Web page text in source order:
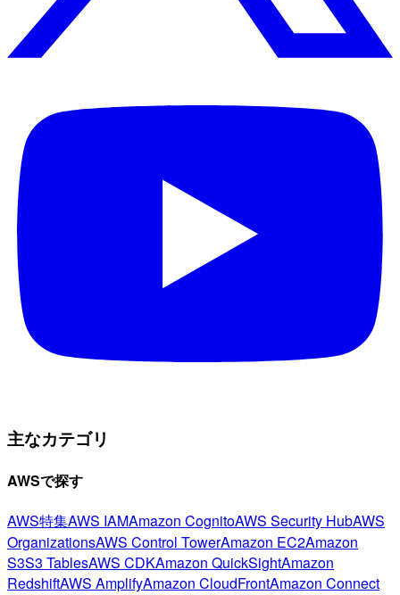
主なカテゴリ
AWSで探す
AWS特集AWS IAMAmazon CognitoAWS Security HubAWS
OrganizationsAWS Control TowerAmazon EC2Amazon
S3S3 TablesAWS CDKAmazon QuickSightAmazon
RedshiftAWS AmplifyAmazon CloudFrontAmazon Connect